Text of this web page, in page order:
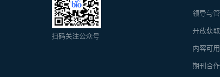
领导与
开放获
内容可
期刊合
扫码关注公众号